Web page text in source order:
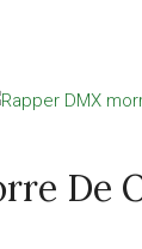
De